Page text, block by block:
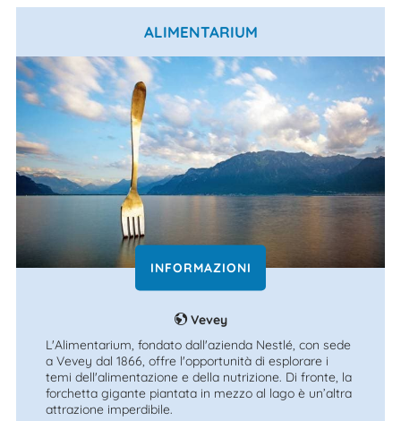
ALIMENTARIUM
INFORMAZIONI
Vevey
L'Alimentarium, fondato dall'azienda Nestlé, con sede
a Vevey dal 1866, offre l'opportunità di esplorare i
temi dell'alimentazione e della nutrizione. Di fronte, la
forchetta gigante piantata in mezzo al lago è un’altra
attrazione imperdibile.